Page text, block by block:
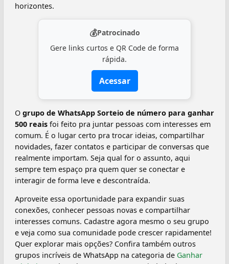
horizontes.
💰Patrocinado
Gere links curtos e QR Code de forma
rápida.
Acessar
O grupo de WhatsApp Sorteio de número para ganhar
500 reais foi feito pra juntar pessoas com interesses em
comum. É o lugar certo pra trocar ideias, compartilhar
novidades, fazer contatos e participar de conversas que
realmente importam. Seja qual for o assunto, aqui
sempre tem espaço pra quem quer se conectar e
interagir de forma leve e descontraída.
Aproveite essa oportunidade para expandir suas
conexões, conhecer pessoas novas e compartilhar
interesses comuns. Cadastre agora mesmo o seu grupo
e veja como sua comunidade pode crescer rapidamente!
Quer explorar mais opções? Confira também outros
grupos incríveis de WhatsApp na categoria de Ganhar